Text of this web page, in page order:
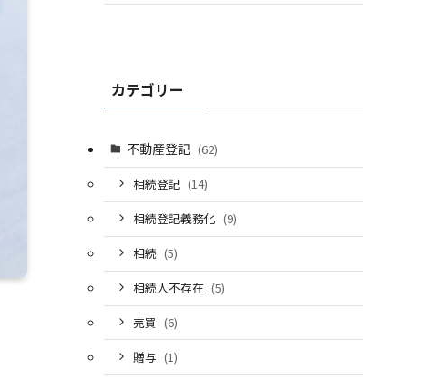
カテゴリー
不動産登記 (62)
相続登記 (14)
相続登記義務化 (9)
相続 (5)
相続人不存在 (5)
売買 (6)
贈与 (1)